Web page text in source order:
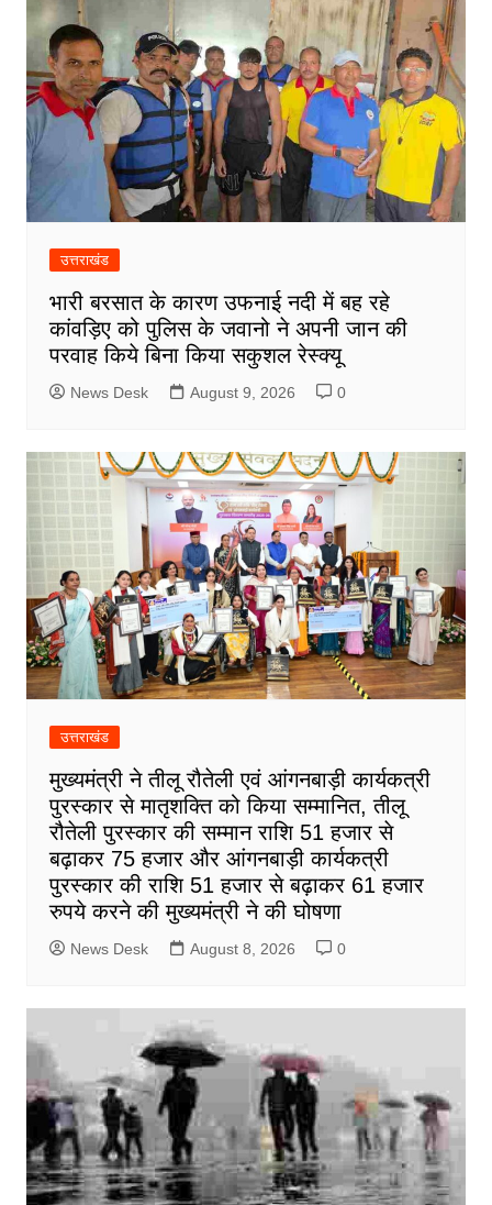
उत्तराखंड
भारी बरसात के कारण उफनाई नदी में बह रहे
कांवड़िए को पुलिस के जवानो ने अपनी जान की
परवाह किये बिना किया सकुशल रेस्क्यू
News Desk August 9, 2026 0
उत्तराखंड
मुख्यमंत्री ने तीलू रौतेली एवं आंगनबाड़ी कार्यकत्री
पुरस्कार से मातृशक्ति को किया सम्मानित, तीलू
रौतेली पुरस्कार की सम्मान राशि 51 हजार से
बढ़ाकर 75 हजार और आंगनबाड़ी कार्यकत्री
पुरस्कार की राशि 51 हजार से बढ़ाकर 61 हजार
रुपये करने की मुख्यमंत्री ने की घोषणा
News Desk August 8, 2026 0